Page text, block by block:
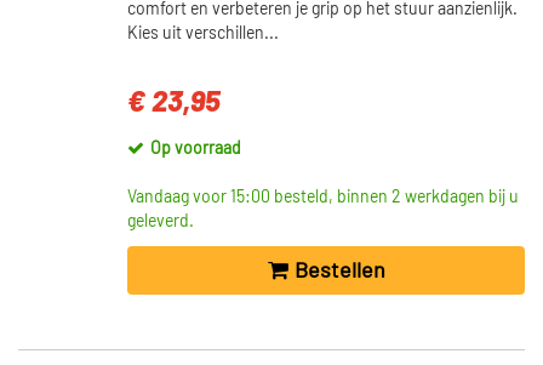
comfort en verbeteren je grip op het stuur aanzienlijk.
Kies uit verschillen...
€ 23,95
Op voorraad
Vandaag voor 15:00 besteld, binnen 2 werkdagen bij u
geleverd.
Bestellen